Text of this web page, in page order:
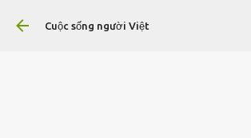
Chuyển đến nội dung chính
Cuộc sống người Việt